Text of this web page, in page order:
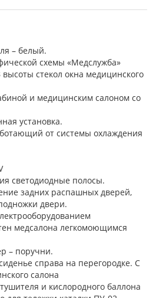
– белый.
схемы «Медслужба»
стекол окна медицинского
и медицинским салоном со
установка.
от системы охлаждения
светодиодные полосы.
задних распашных дверей,
двери.
медсалона легкомоющимся
– поручни.
справа на перегородке. С
салона
и кислородного баллона